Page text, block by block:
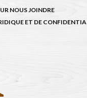
NOUS JOINDRE
ET DE